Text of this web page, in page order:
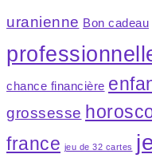
uranienne Bon cadeau
chance financière
grossesse
france jeu de 32 cartes